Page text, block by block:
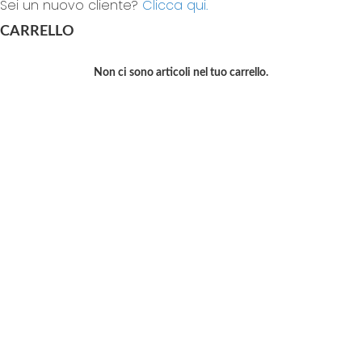
Sei un nuovo cliente? Clicca qui.
CARRELLO
Non ci sono articoli nel tuo carrello.